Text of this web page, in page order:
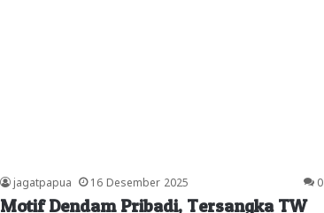
jagatpapua 16 Desember 2025 0
Motif Dendam Pribadi, Tersangka TW